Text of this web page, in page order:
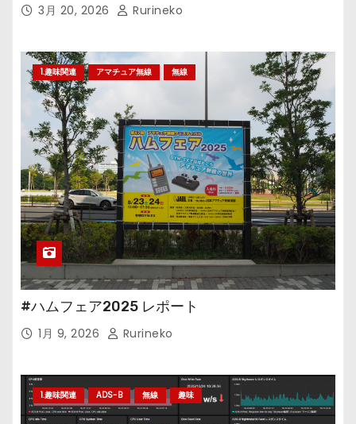
3月 20, 2026 Rurineko
1.趣味関連 アマチュア無線 無線
#ハムフェア2025 レポート
1月 9, 2026 Rurineko
1.趣味関連 ADS-B 無線 趣味